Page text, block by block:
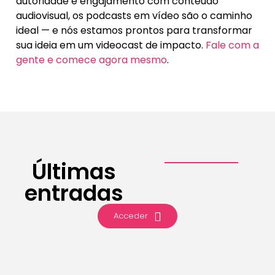
audiovisual, os podcasts em vídeo são o caminho
ideal — e nós estamos prontos para transformar
sua ideia em um videocast de impacto. Fale com a
gente e comece agora mesmo.
Últimas
entradas
Acceder